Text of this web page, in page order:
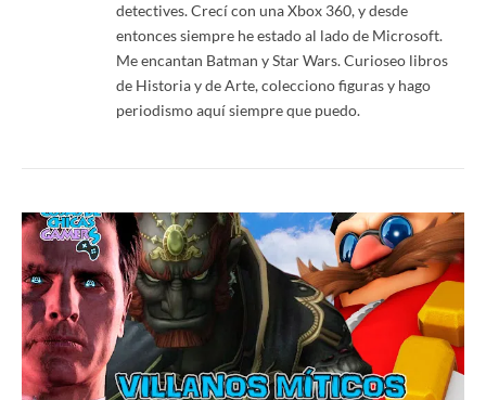
detectives. Crecí con una Xbox 360, y desde
entonces siempre he estado al lado de Microsoft.
Me encantan Batman y Star Wars. Curioseo libros
de Historia y de Arte, colecciono figuras y hago
periodismo aquí siempre que puedo.